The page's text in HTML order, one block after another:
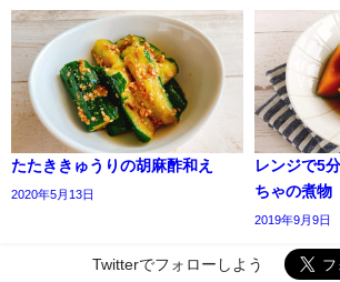
たたききゅうりの胡麻酢和え
2020年5月13日
レンジで5
ちゃの煮物
2019年9月9日
Twitterでフォローしよう